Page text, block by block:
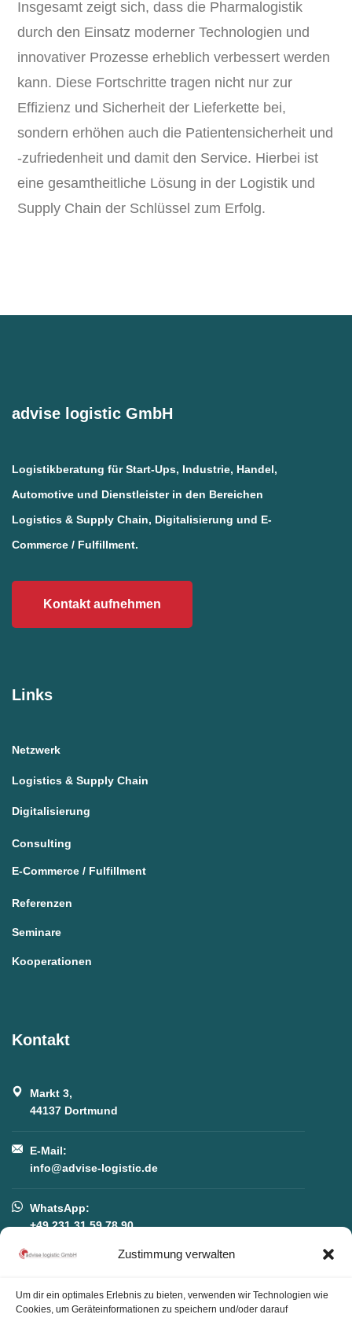
Zustimmung verwalten
Um dir ein optimales Erlebnis zu bieten, verwenden wir Technologien wie
Cookies, um Geräteinformationen zu speichern und/oder darauf
Insgesamt zeigt sich, dass die Pharmalogistik
durch den Einsatz moderner Technologien und
innovativer Prozesse erheblich verbessert werden
kann. Diese Fortschritte tragen nicht nur zur
Effizienz und Sicherheit der Lieferkette bei,
sondern erhöhen auch die Patientensicherheit und
-zufriedenheit und damit den Service. Hierbei ist
eine gesamtheitliche Lösung in der Logistik und
Supply Chain der Schlüssel zum Erfolg.
advise logistic GmbH
Logistikberatung für Start-Ups, Industrie, Handel,
Automotive und Dienstleister in den Bereichen
Logistics & Supply Chain, Digitalisierung und E-
Commerce / Fulfillment.
Kontakt aufnehmen
Links
Netzwerk
Logistics & Supply Chain
Digitalisierung
Consulting
E-Commerce / Fulfillment
Referenzen
Seminare
Kooperationen
Kontakt
Markt 3,
44137 Dortmund
E-Mail:
info@advise-logistic.de
WhatsApp:
+49 231 31 59 78 90